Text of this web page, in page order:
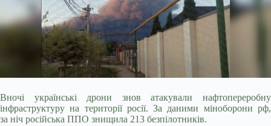
Вночі українські дрони знов атакували нафтопереробну
інфраструктуру на території росії. За даними міноборони рф,
за ніч російська ППО знищила 213 безпілотників.